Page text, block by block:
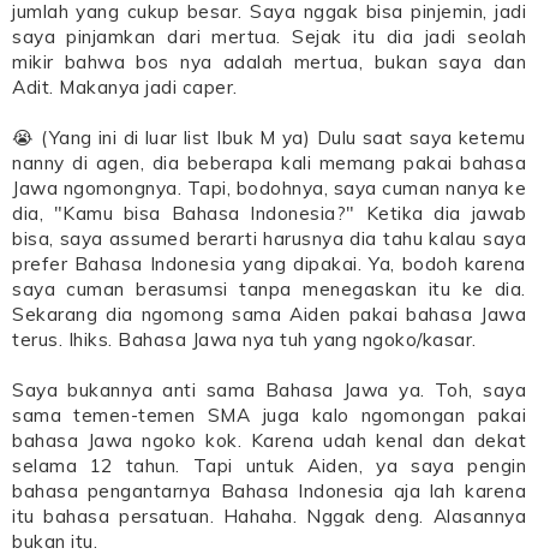
jumlah yang cukup besar. Saya nggak bisa pinjemin, jadi
saya pinjamkan dari mertua. Sejak itu dia jadi seolah
mikir bahwa bos nya adalah mertua, bukan saya dan
Adit. Makanya jadi caper.
😭 (Yang ini di luar list Ibuk M ya) Dulu saat saya ketemu
nanny di agen, dia beberapa kali memang pakai bahasa
Jawa ngomongnya. Tapi, bodohnya, saya cuman nanya ke
dia, "Kamu bisa Bahasa Indonesia?" Ketika dia jawab
bisa, saya assumed berarti harusnya dia tahu kalau saya
prefer Bahasa Indonesia yang dipakai. Ya, bodoh karena
saya cuman berasumsi tanpa menegaskan itu ke dia.
Sekarang dia ngomong sama Aiden pakai bahasa Jawa
terus. Ihiks. Bahasa Jawa nya tuh yang ngoko/kasar.
Saya bukannya anti sama Bahasa Jawa ya. Toh, saya
sama temen-temen SMA juga kalo ngomongan pakai
bahasa Jawa ngoko kok. Karena udah kenal dan dekat
selama 12 tahun. Tapi untuk Aiden, ya saya pengin
bahasa pengantarnya Bahasa Indonesia aja lah karena
itu bahasa persatuan. Hahaha. Nggak deng. Alasannya
bukan itu.